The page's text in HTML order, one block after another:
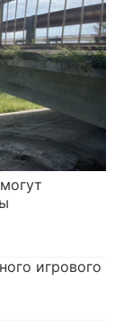
игрового